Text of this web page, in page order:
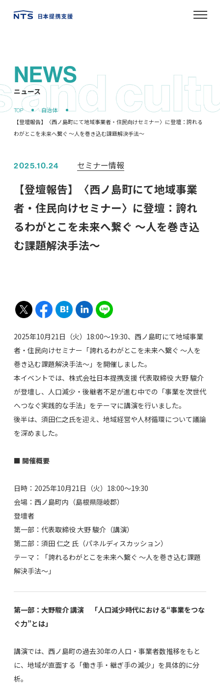
NEWS
ニュース
2025.10.24 セミナー情報
【登壇報告】〈西ノ島町にて地域事業
者・住民向けセミナー〉に登壇：誇れ
るわがとこを未来へ繋ぐ 〜人を巻き込
む課題解決手法〜
2025年10月21日（火）18:00～19:30、西ノ島町にて地域事業
者・住民向けセミナー「誇れるわがとこを未来へ繋ぐ 〜人を
巻き込む課題解決手法〜」を開催しました。
本イベントでは、株式会社日本提携支援 代表取締役 大野 駿介
が登壇し、人口減少・後継者不足が進む中での「事業を次世代
へつなぐ実践的な手法」をテーマに講演を行いました。
後半は、須田仁之氏を迎え、地域経営や人材循環について議論
を深めました。
■ 開催概要
日時：2025年10月21日（火）18:00～19:30
会場：西ノ島町内（島根県隠岐郡）
登壇者
第一部：代表取締役 大野 駿介（講演）
第二部：須田 仁之 氏（パネルディスカッション）
テーマ：「誇れるわがとこを未来へ繋ぐ 〜人を巻き込む課題
解決手法〜」
第一部：大野駿介 講演 「人口減少時代における“事業をつな
ぐ力”とは」
講演では、西ノ島町の過去30年の人口・事業者数推移をもと
に、地域が直面する「働き手・継ぎ手の減少」を具体的に分
析。